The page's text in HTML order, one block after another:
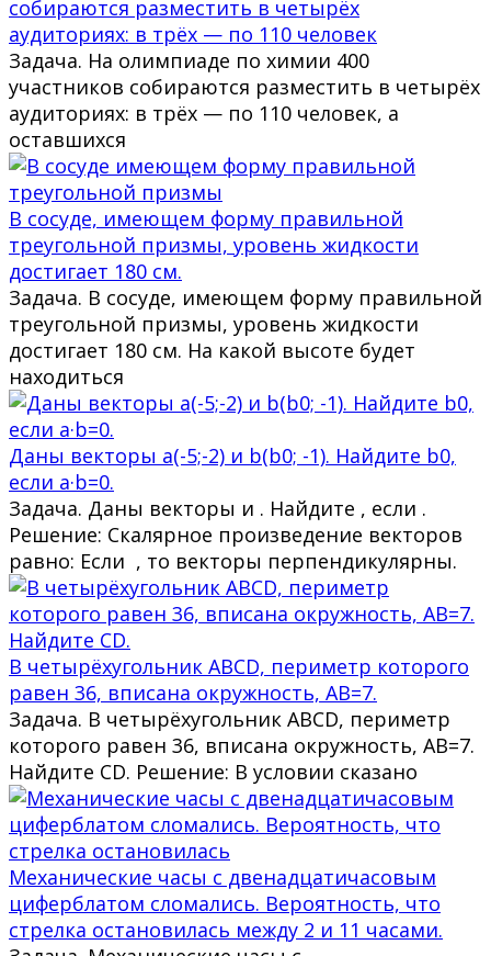
собираются разместить в четырёх
аудиториях: в трёх — по 110 человек
Задача. На олимпиаде по химии 400
участников собираются разместить в четырёх
аудиториях: в трёх — по 110 человек, а
оставшихся
В сосуде, имеющем форму правильной
треугольной призмы, уровень жидкости
достигает 180 см.
Задача. В сосуде, имеющем форму правильной
треугольной призмы, уровень жидкости
достигает 180 см. На какой высоте будет
находиться
Даны векторы a(-5;-2) и b(b0; -1). Найдите b0,
если a·b=0.
Задача. Даны векторы и . Найдите , если .
Решение: Скалярное произведение векторов
равно: Если , то векторы перпендикулярны.
В четырёхугольник ABCD, периметр которого
равен 36, вписана окружность, AB=7.
Задача. В четырёхугольник ABCD, периметр
которого равен 36, вписана окружность, AB=7.
Найдите CD. Решение: В условии сказано
Механические часы с двенадцатичасовым
циферблатом сломались. Вероятность, что
стрелка остановилась между 2 и 11 часами.